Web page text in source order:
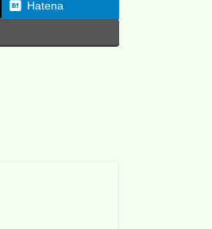
Hatena